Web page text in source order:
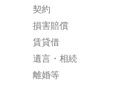
契約
損害賠償
賃貸借
遺言・相続
離婚等